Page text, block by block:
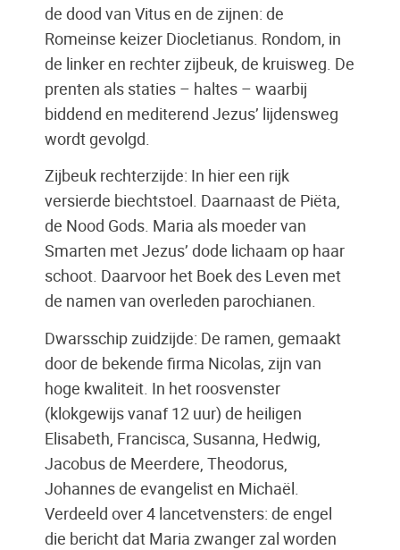
de dood van Vitus en de zijnen: de
Romeinse keizer Diocletianus. Rondom, in
de linker en rechter zijbeuk, de kruisweg. De
prenten als staties – haltes – waarbij
biddend en mediterend Jezus’ lijdensweg
wordt gevolgd.
Zijbeuk rechterzijde: In hier een rijk
versierde biechtstoel. Daarnaast de Piëta,
de Nood Gods. Maria als moeder van
Smarten met Jezus’ dode lichaam op haar
schoot. Daarvoor het Boek des Leven met
de namen van overleden parochianen.
Dwarsschip zuidzijde: De ramen, gemaakt
door de bekende firma Nicolas, zijn van
hoge kwaliteit. In het roosvenster
(klokgewijs vanaf 12 uur) de heiligen
Elisabeth, Francisca, Susanna, Hedwig,
Jacobus de Meerdere, Theodorus,
Johannes de evangelist en Michaël.
Verdeeld over 4 lancetvensters: de engel
die bericht dat Maria zwanger zal worden